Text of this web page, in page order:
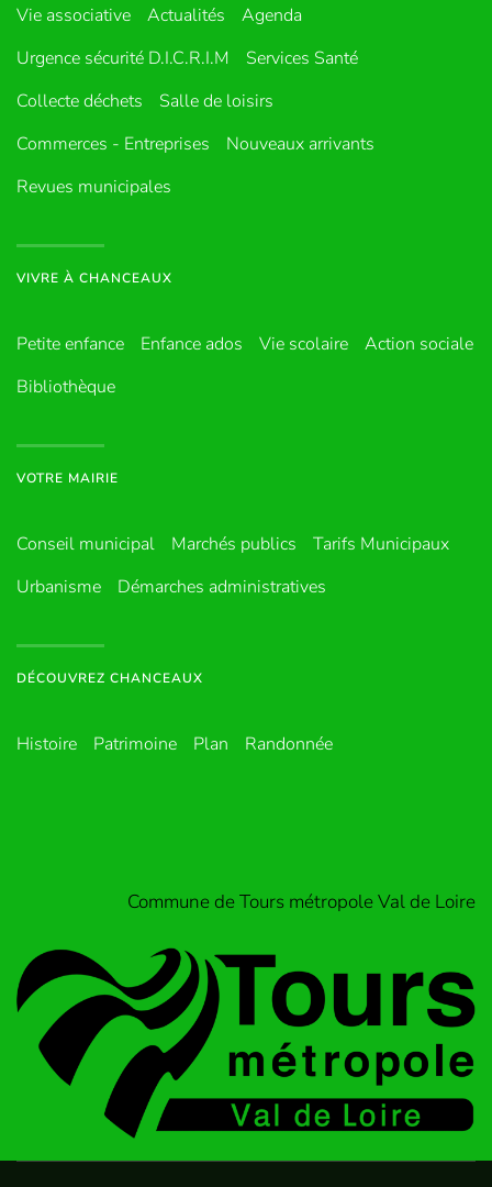
Vie associative Actualités
Agenda
Urgence sécurité D.I.C.R.I.M
Services Santé
Collecte déchets
Salle de loisirs
Commerces - Entreprises
Nouveaux arrivants
Revues municipales
VIVRE À CHANCEAUX
Petite enfance Enfance ados Vie scolaire
Action sociale
Bibliothèque
VOTRE MAIRIE
Conseil municipal Marchés publics
Tarifs Municipaux
Urbanisme
Démarches administratives
DÉCOUVREZ CHANCEAUX
Histoire Patrimoine Plan Randonnée
Commune de Tours métropole Val de Loire